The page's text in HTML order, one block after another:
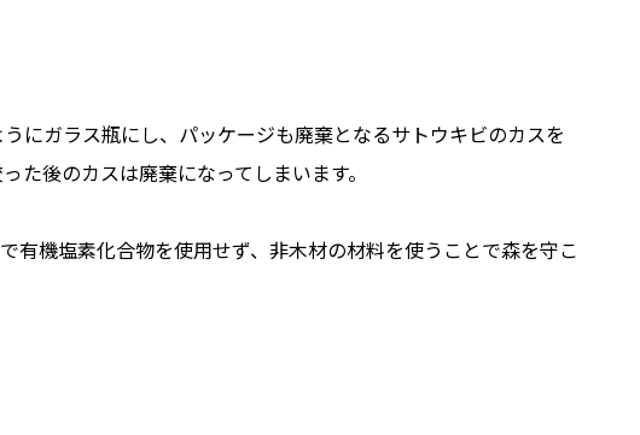
にガラス瓶にし、パッケージも廃棄となるサトウキビのカスを
後のカスは廃棄になってしまいます。
有機塩素化合物を使用せず、非木材の材料を使うことで森を守こ